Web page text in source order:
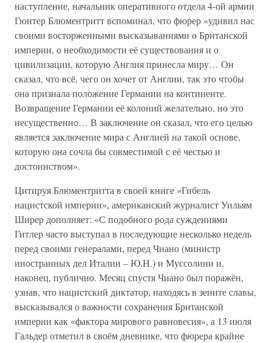
наступление, начальник оперативного отдела 4-ой армии
Гюнтер Блюментритт вспоминал, что фюрер «удивил нас
своими восторженными высказываниями о Британской
империи, о необходимости её существования и о
цивилизации, которую Англия принесла миру… Он
сказал, что всё, чего он хочет от Англии, так это чтобы
она признала положение Германии на континенте.
Возвращение Германии её колоний желательно, но это
несущественно… В заключение он сказал, что его целью
является заключение мира с Англией на такой основе,
которую она сочла бы совместимой с её честью и
достоинством».
Цитируя Блюментритта в своей книге «Гибель
нацистской империи», американский журналист Уильям
Ширер дополняет: «С подобного рода суждениями
Гитлер часто выступал в последующие несколько недель
перед своими генералами, перед Чиано (министр
иностранных дел Италии – Ю.Н.) и Муссолини и,
наконец, публично. Месяц спустя Чиано был поражён,
узнав, что нацистский диктатор, находясь в зените славы,
высказывался о важности сохранения Британской
империи как «фактора мирового равновесия», а 13 июля
Гальдер отметил в своём дневнике, что фюрера крайне